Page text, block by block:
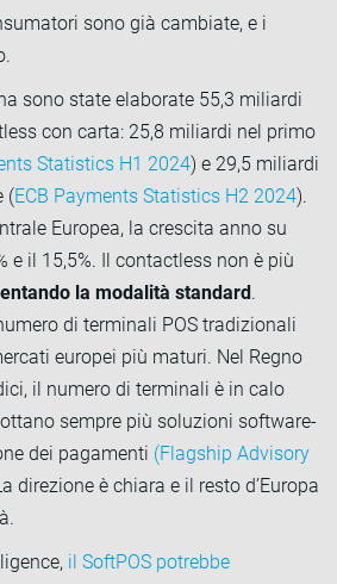
sono già cambiate, e i
sono state elaborate 55,3 miliardi
con carta: 25,8 miliardi nel primo
Statistics H1 2024) e 29,5 miliardi
(ECB Payments Statistics H2 2024).
Europea, la crescita anno su
e il 15,5%. Il contactless non è più
la modalità standard.
di terminali POS tradizionali
europei più maturi. Nel Regno
il numero di terminali è in calo
sempre più soluzioni software-
dei pagamenti (Flagship Advisory
direzione è chiara e il resto d’Europa
il SoftPOS potrebbe